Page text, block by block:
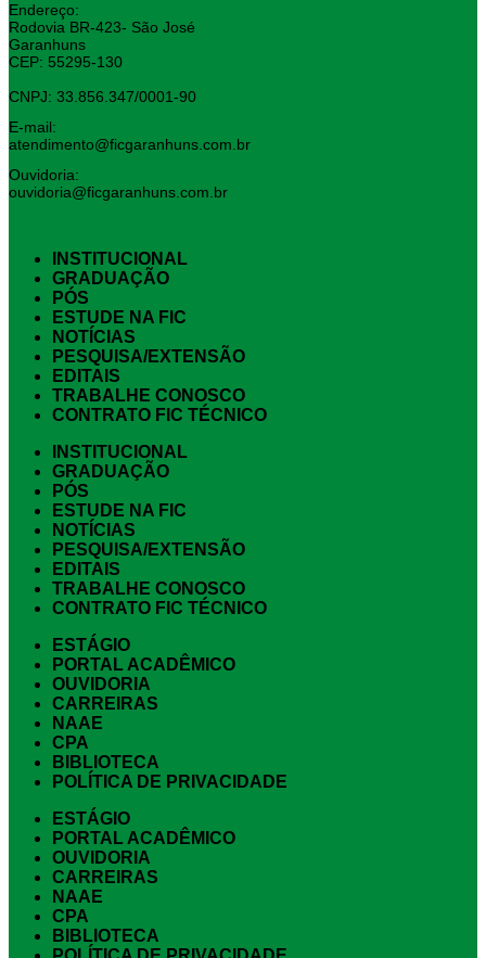
Endereço:
Rodovia BR-423- São José
Garanhuns
CEP: 55295-130
CNPJ: 33.856.347/0001-90
E-mail:
atendimento@ficgaranhuns.com.br
Ouvidoria:
ouvidoria@ficgaranhuns.com.br
INSTITUCIONAL
GRADUAÇÃO
PÓS
ESTUDE NA FIC
NOTÍCIAS
PESQUISA/EXTENSÃO
EDITAIS
TRABALHE CONOSCO
CONTRATO FIC TÉCNICO
INSTITUCIONAL
GRADUAÇÃO
PÓS
ESTUDE NA FIC
NOTÍCIAS
PESQUISA/EXTENSÃO
EDITAIS
TRABALHE CONOSCO
CONTRATO FIC TÉCNICO
ESTÁGIO
PORTAL ACADÊMICO
OUVIDORIA
CARREIRAS
NAAE
CPA
BIBLIOTECA
POLÍTICA DE PRIVACIDADE
ESTÁGIO
PORTAL ACADÊMICO
OUVIDORIA
CARREIRAS
NAAE
CPA
BIBLIOTECA